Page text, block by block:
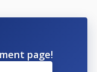
page!